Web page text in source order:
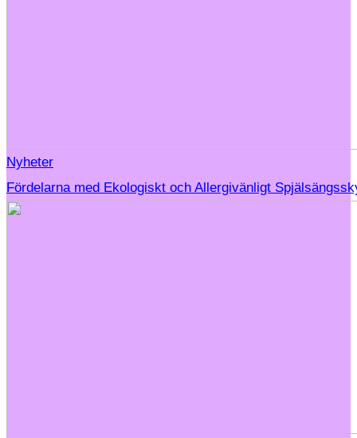
Nyheter
Fördelarna med Ekologiskt och Allergivänligt